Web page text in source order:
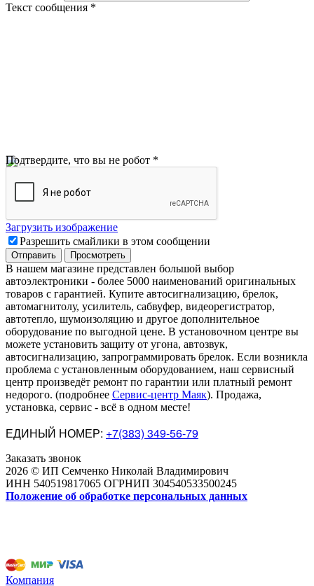
Текст сообщения *
Подтвердите, что вы не робот *
Загрузить изображение
Разрешить смайлики в этом сообщении
В нашем магазине представлен большой выбор
автоэлектроники - более 5000 наименований оригинальных
товаров с гарантией. Купите автосигнализацию, брелок,
автомагнитолу, усилитель, сабвуфер, видеорегистратор,
автотепло, шумоизоляцию и другое дополнительное
оборудование по выгодной цене. В установочном центре вы
можете установить защиту от угона, автозвук,
автосигнализацию, запрограммировать брелок. Если возникла
проблема с установленным оборудованием, наш сервисный
центр произведёт ремонт по гарантии или платный ремонт
недорого. (подробнее Сервис-центр Маяк). Продажа,
установка, сервис - всё в одном месте!
ЕДИНЫЙ НОМЕР: +7(383) 349-56-79
Заказать звонок
2026 © ИП Семченко Николай Владимирович
ИНН 540519817065 ОГРНИП 304540533500245
Положение об обработке персональных данных
Компания